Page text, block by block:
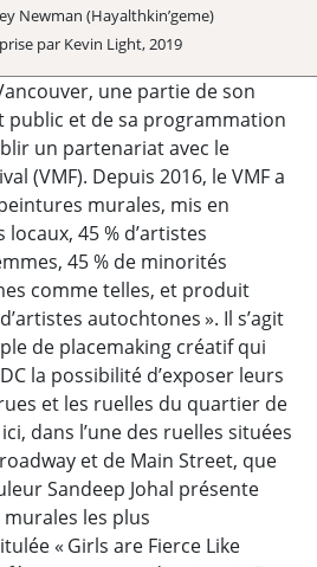
Newman (Hayalthkin’geme)
par Kevin Light, 2019
une partie de son
public et de sa programmation
un partenariat avec le
(VMF). Depuis 2016, le VMF a
murales, mis en
locaux, 45 % d’artistes
45 % de minorités
comme telles, et produit
autochtones ». Il s’agit
de placemaking créatif qui
la possibilité d’exposer leurs
et les ruelles du quartier de
dans l’une des ruelles situées
et de Main Street, que
Sandeep Johal présente
murales les plus
« Girls are Fierce Like